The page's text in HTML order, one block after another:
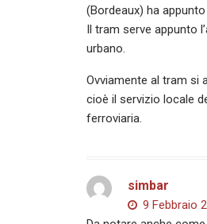
(Bordeaux) ha
Il tram serve appunto
urbano.
Ovviamente al tram si
cioè il servizio locale
ferroviaria.
simbar
9 Febbraio